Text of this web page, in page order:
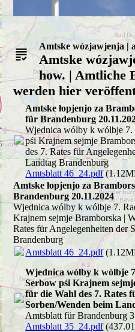
Amtske wózjawjenja |
Amtske
how. | Amtliche
werden hier
Amtske łopjenjo za
für Brandenburg
Wjednica wólby k wólbje 7.
pśi Krajnem sejmje
des 7. Rates für
Landtag Brandenburg
Amtsblatt 46_24.pdf
Amtske łopjenjo za
Brandenburg 20.11.2024
Wjednica wólby k wólbje 7.
Krajnem sejmje Bramborska |
Rates für Angelegenheiten der
Brandenburg
Amtsblatt 46_24.pdf
Wjednica wólby k wólbje
Serbow pśi Krajnem
für die Wahl des 7. Rates
Sorben/Wenden beim
Amtsblatt für Brandenburg
Amtsblatt 35_24.pdf